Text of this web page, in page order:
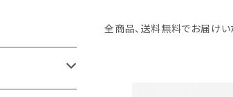
全商品、送料無料でお届けい